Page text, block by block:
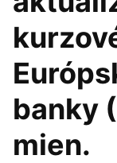
banky
mien.